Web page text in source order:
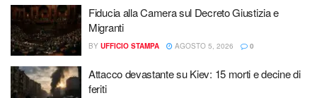
Fiducia alla Camera sul Decreto Giustizia e
Migranti
BY UFFICIO STAMPA AGOSTO 5, 2026 0
Attacco devastante su Kiev: 15 morti e decine di
feriti